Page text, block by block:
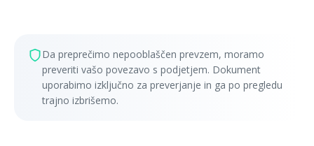
Da preprečimo nepooblaščen prevzem, moramo
preveriti vašo povezavo s podjetjem. Dokument
uporabimo izključno za preverjanje in ga po pregledu
trajno izbrišemo.